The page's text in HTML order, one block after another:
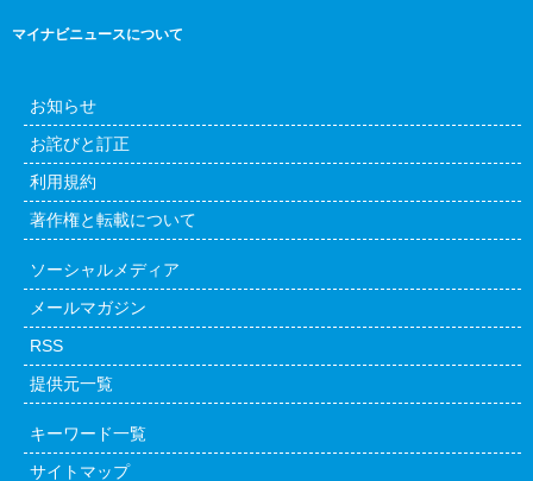
マイナビニュースについて
お知らせ
お詫びと訂正
利用規約
著作権と転載について
ソーシャルメディア
メールマガジン
RSS
提供元一覧
キーワード一覧
サイトマップ